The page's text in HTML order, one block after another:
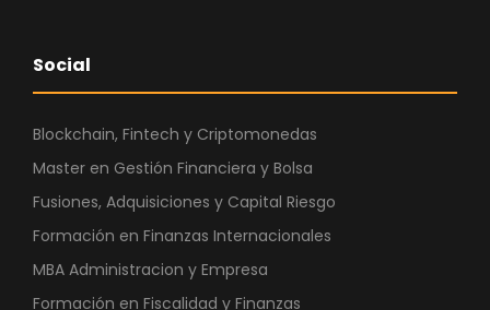
Social
Blockchain, Fintech y Criptomonedas
Master en Gestión Financiera y Bolsa
Fusiones, Adquisiciones y Capital Riesgo
Formación en Finanzas Internacionales
MBA Administracion y Empresa
Formación en Fiscalidad y Finanzas